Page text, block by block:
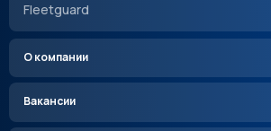
Fleetguard
О компании
Вакансии